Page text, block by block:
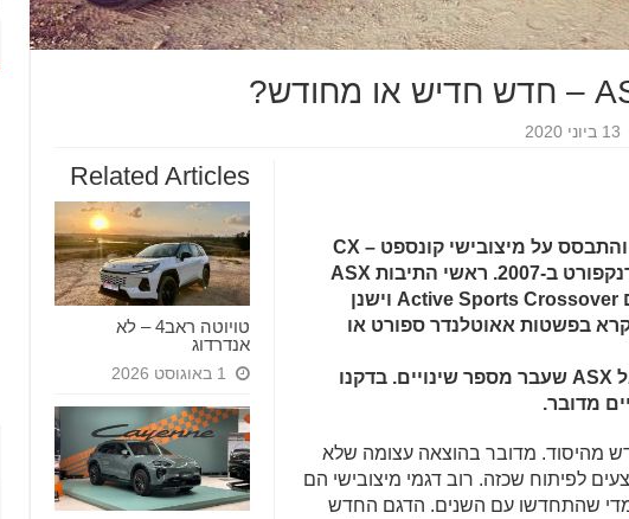
13 ביוני 2020
Related Articles
טויוטה ראב4 – לא
אנדרדוג
1 באוגוסט 2026
ASX הושק ב-2009 והתבסס על מיצובישי קונספט – CX
שהוצג בתערוכת פרנקפורט ב-2007. ראשי התיבות ASX
מייצגות את המילים Active Sports Crossover וישנן
בפשטות אאוטלנדר ספורט או
ב-2019 נחת בישראל ASX שעבר מספר שינויים. בדקנו
מדובר.
מהיסוד. מדובר בהוצאה עצומה שלא
לפיתוח שכזה. רוב דגמי מיצובישי הם
שהתחדשו עם השנים. הדגם החדש